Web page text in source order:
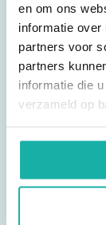
en om ons
informatie
partners voor
partners
informatie die
verzameld op
Ik test hier
goede